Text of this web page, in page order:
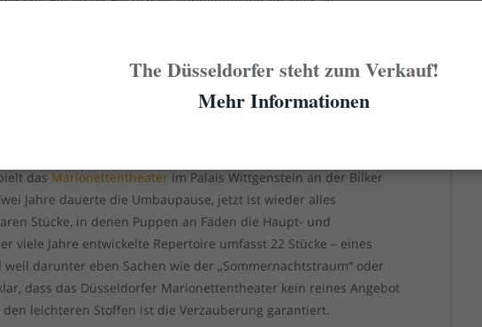
ordentlichen Sozialisierung jedes Düsselmenschen.
im Haus (Foto: Puppentheater Helmholtzstraße)
das Marionettentheater im Palais Wittgenstein an der Bilker
Jahre dauerte die Umbaupause, jetzt ist wieder alles
Stücke, in denen Puppen an Fäden die Haupt- und
viele Jahre entwickelte Repertoire umfasst 22 Stücke – eines
darunter eben Sachen wie der „Sommernachtstraum“ oder
dass das Düsseldorfer Marionettentheater kein reines Angebot
leichteren Stoffen ist die Verzauberung garantiert.
The Düsseldorfer steht zum Verkauf!
Mehr Informationen